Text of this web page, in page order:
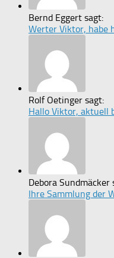
Bernd Eggert sagt:
Werter Viktor, habe
Rolf Oetinger sagt:
Hallo Viktor, aktuell
Debora Sundmäcker
Ihre Sammlung der